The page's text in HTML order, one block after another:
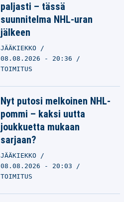
paljasti – tässä
suunnitelma NHL-uran
jälkeen
JÄÄKIEKKO
08.08.2026 - 20:36
TOIMITUS
Nyt putosi melkoinen NHL-
pommi – kaksi uutta
joukkuetta mukaan
sarjaan?
JÄÄKIEKKO
08.08.2026 - 20:03
TOIMITUS